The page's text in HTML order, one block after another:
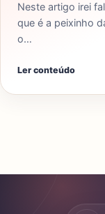
Neste artigo irei
que é a peixinho
o…
Ler conteúdo